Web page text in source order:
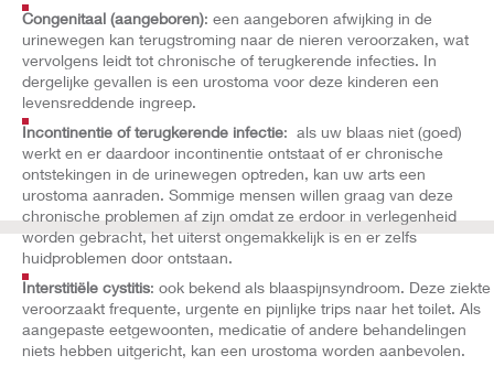
Congenitaal (aangeboren): een aangeboren afwijking in de
urinewegen kan terugstroming naar de nieren veroorzaken, wat
vervolgens leidt tot chronische of terugkerende infecties. In
dergelijke gevallen is een urostoma voor deze kinderen een
levensreddende ingreep.
Incontinentie of terugkerende infectie: als uw blaas niet (goed)
werkt en er daardoor incontinentie ontstaat of er chronische
ontstekingen in de urinewegen optreden, kan uw arts een
urostoma aanraden. Sommige mensen willen graag van deze
chronische problemen af zijn omdat ze erdoor in verlegenheid
worden gebracht, het uiterst ongemakkelijk is en er zelfs
huidproblemen door ontstaan.
Interstitiële cystitis: ook bekend als blaaspijnsyndroom. Deze ziekte
veroorzaakt frequente, urgente en pijnlijke trips naar het toilet. Als
aangepaste eetgewoonten, medicatie of andere behandelingen
niets hebben uitgericht, kan een urostoma worden aanbevolen.